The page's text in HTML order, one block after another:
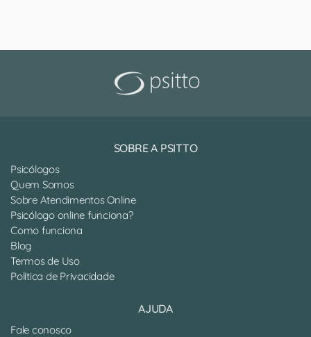
SOBRE A PSITTO
Psicólogos
Quem Somos
Sobre Atendimentos Online
Psicólogo online funciona?
Como funciona
Blog
Termos de Uso
Política de Privacidade
AJUDA
Fale conosco